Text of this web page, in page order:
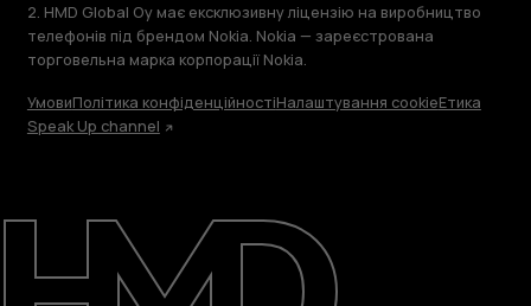
Детальніше
Підтримка
2. HMD Global Oy має ексклюзивну ліцензію на виробництво
телефонів під брендом Nokia. Nokia — зареєстрована
торговельна марка корпорації Nokia.
УмовиПолітика конфіденційностіНалаштування cookieЕтика
Speak Up channel